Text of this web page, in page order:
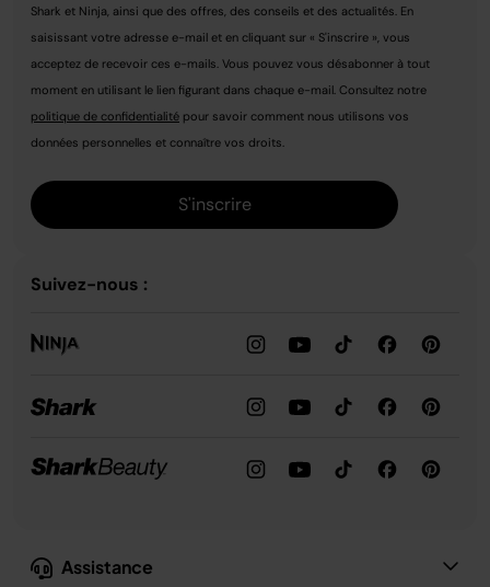
Assistance
Shark et Ninja, ainsi que des offres, des conseils et des actualités. En
saisissant votre adresse e-mail et en cliquant sur « S'inscrire », vous
acceptez de recevoir ces e-mails. Vous pouvez vous désabonner à tout
moment en utilisant le lien figurant dans chaque e-mail. Consultez notre
politique de confidentialité pour savoir comment nous utilisons vos
données personnelles et connaître vos droits.
S'inscrire
Suivez-nous :